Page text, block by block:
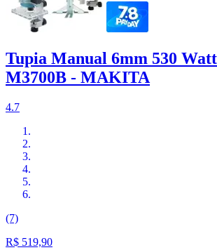
Tupia Manual 6mm 530
M3700B - MAKITA
4.7
(7)
R$ 519,90